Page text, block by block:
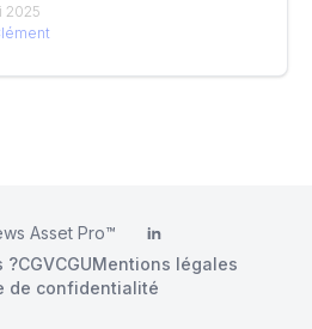
2025
Asset Pro™ LinkedIn
?CGVCGUMentions légales
de confidentialité